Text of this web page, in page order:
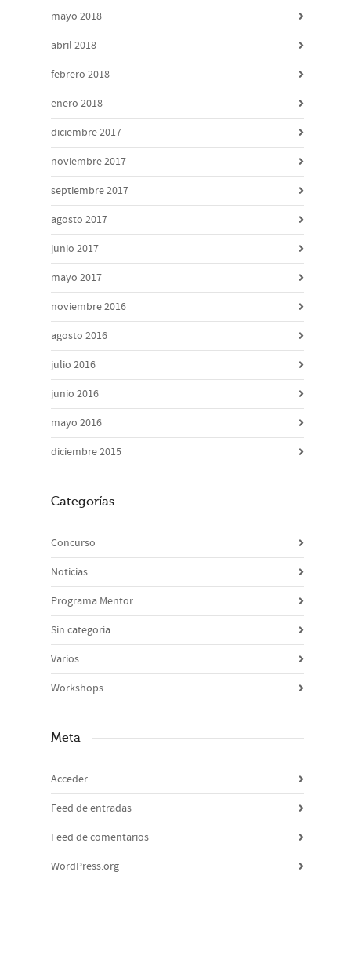
mayo 2018
abril 2018
febrero 2018
enero 2018
diciembre 2017
noviembre 2017
septiembre 2017
agosto 2017
junio 2017
mayo 2017
noviembre 2016
agosto 2016
julio 2016
junio 2016
mayo 2016
diciembre 2015
Categorías
Concurso
Noticias
Programa Mentor
Sin categoría
Varios
Workshops
Meta
Acceder
Feed de entradas
Feed de comentarios
WordPress.org